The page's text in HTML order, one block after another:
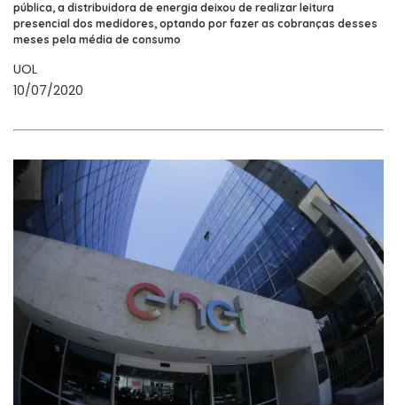
pública, a distribuidora de energia deixou de realizar leitura
presencial dos medidores, optando por fazer as cobranças desses
meses pela média de consumo
UOL
10/07/2020